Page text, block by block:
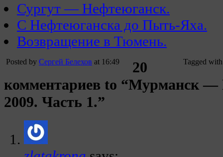
Сургут — Нефтеюганск.
С Нефтеюганска до Пыть-Яха.
Возвращение в Тюмень.
Posted by Сергей Белехов at 16:49 Tagged
20
комментариев to “Мурманск —
2009. Часть 1.”